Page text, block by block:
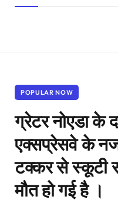
POPULAR NOW
ग्रेटर नोएडा के
एक्सप्रेसवे के
टक्कर से स्कूटी
मौत हो गई है ।